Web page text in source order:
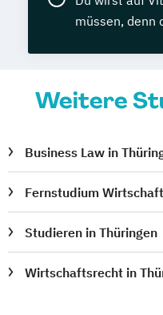
müssen, denn
Weitere
Business Law in
Fernstudium
Studieren in Thüringen
Wirtschaftsrecht in